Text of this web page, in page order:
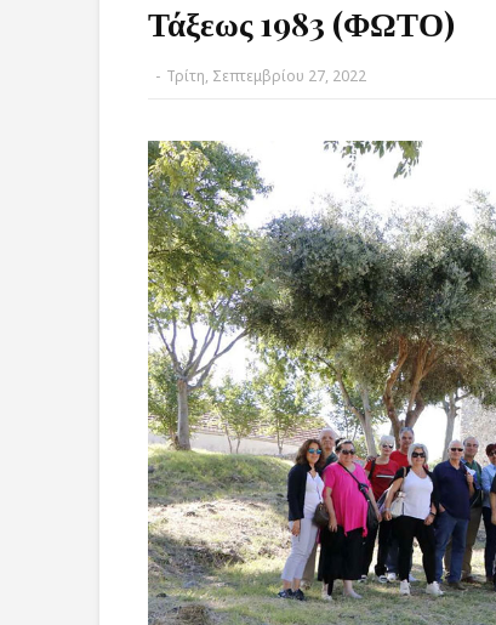
Τάξεως 1983 (ΦΩΤΟ)
- Τρίτη, Σεπτεμβρίου 27, 2022